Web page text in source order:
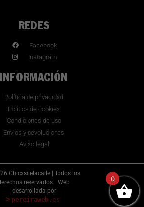
REDES
Facebook
Instagram
INFORMACIÓN
Política de privacidad
Política de cookies
Condiciones de uso
Envíos y devoluciones
Aviso legal
Chicxsdelacalle | Todos los
reservados.
Web
desarrollada por
> pereiraweb .es
0